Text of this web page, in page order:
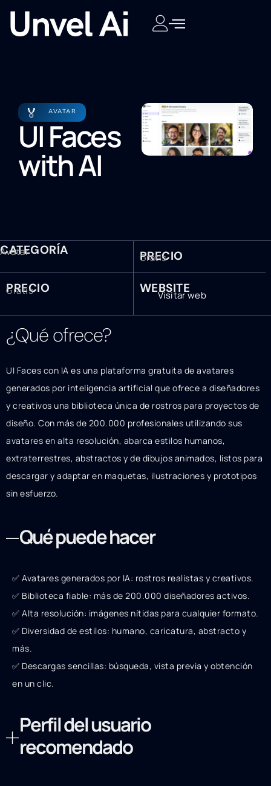
🏅 AVATAR
UI Faces
with AI
CATEGORÍA
Avatar PRECIO
Gratis
PRECIO
Gratis WEBSITE
Visitar web
¿Qué ofrece?
UI Faces con IA es una plataforma gratuita de avatares
generados por inteligencia artificial que ofrece a diseñadores
y creativos una biblioteca única de rostros para proyectos de
diseño. Con más de 200.000 profesionales utilizando sus
avatares en alta resolución, abarca estilos humanos,
extraterrestres, abstractos y de dibujos animados, listos para
descargar y adaptar en maquetas, ilustraciones y prototipos
sin esfuerzo.
Qué puede hacer
✅ Avatares generados por IA: rostros realistas y creativos.
✅ Biblioteca fiable: más de 200.000 diseñadores activos.
✅ Alta resolución: imágenes nítidas para cualquier formato.
✅ Diversidad de estilos: humano, caricatura, abstracto y
más.
✅ Descargas sencillas: búsqueda, vista previa y obtención
en un clic.
Perfil del usuario
recomendado